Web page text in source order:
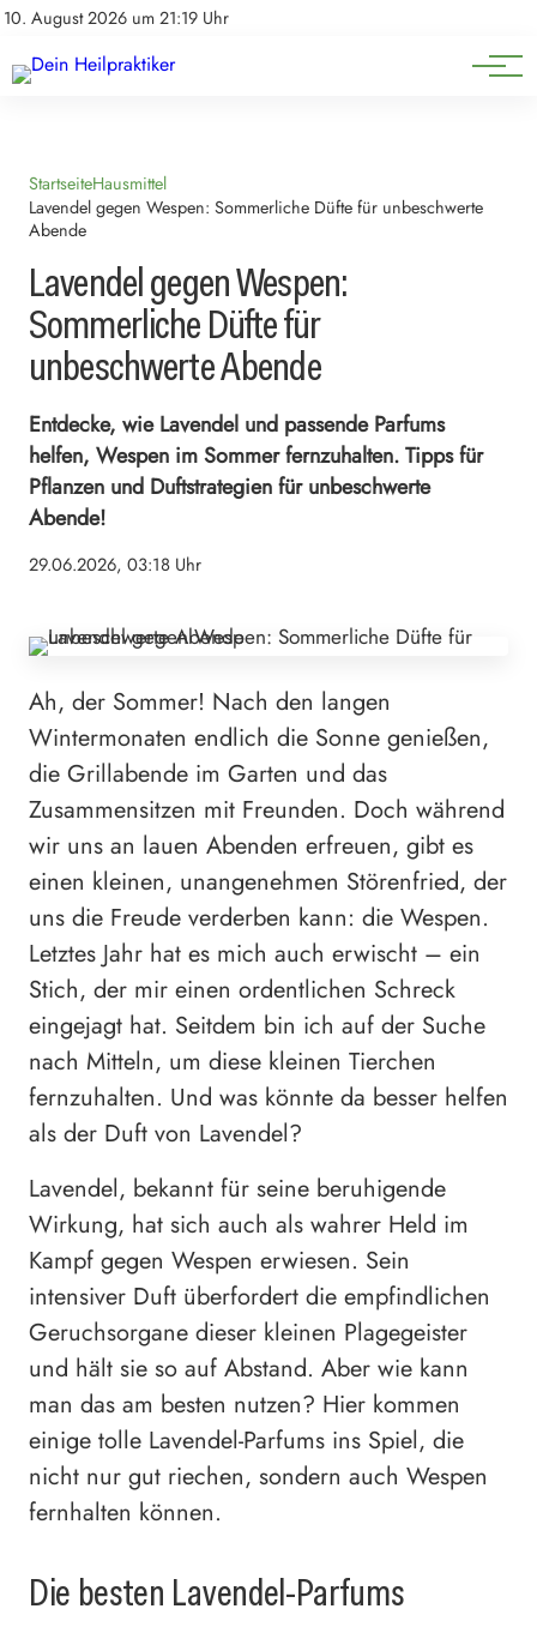
10. August 2026 um 21:19 Uhr
Impressum
Natürliche Medizin
Heilpflanzen & Kräuterkunde
StartseiteHausmittel
Lavendel gegen Wespen: Sommerliche Düfte für unbeschwerte
Abende
Lavendel gegen Wespen:
Sommerliche Düfte für
unbeschwerte Abende
Entdecke, wie Lavendel und passende Parfums
helfen, Wespen im Sommer fernzuhalten. Tipps für
Pflanzen und Duftstrategien für unbeschwerte
Abende!
29.06.2026, 03:18 Uhr
Ah, der Sommer! Nach den langen
Wintermonaten endlich die Sonne genießen,
die Grillabende im Garten und das
Zusammensitzen mit Freunden. Doch während
wir uns an lauen Abenden erfreuen, gibt es
einen kleinen, unangenehmen Störenfried, der
uns die Freude verderben kann: die Wespen.
Letztes Jahr hat es mich auch erwischt – ein
Stich, der mir einen ordentlichen Schreck
eingejagt hat. Seitdem bin ich auf der Suche
nach Mitteln, um diese kleinen Tierchen
fernzuhalten. Und was könnte da besser helfen
als der Duft von Lavendel?
Lavendel, bekannt für seine beruhigende
Wirkung, hat sich auch als wahrer Held im
Kampf gegen Wespen erwiesen. Sein
intensiver Duft überfordert die empfindlichen
Geruchsorgane dieser kleinen Plagegeister
und hält sie so auf Abstand. Aber wie kann
man das am besten nutzen? Hier kommen
einige tolle Lavendel-Parfums ins Spiel, die
nicht nur gut riechen, sondern auch Wespen
fernhalten können.
Die besten Lavendel-Parfums